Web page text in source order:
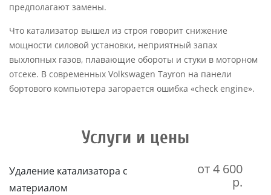
предполагают замены.
Что катализатор вышел из строя говорит снижение
мощности силовой установки, неприятный запах
выхлопных газов, плавающие обороты и стуки в моторном
отсеке. В современных Volkswagen Tayron на панели
бортового компьютера загорается ошибка «check engine».
Услуги и цены
Удаление катализатора с
материалом
от 4 600
р.